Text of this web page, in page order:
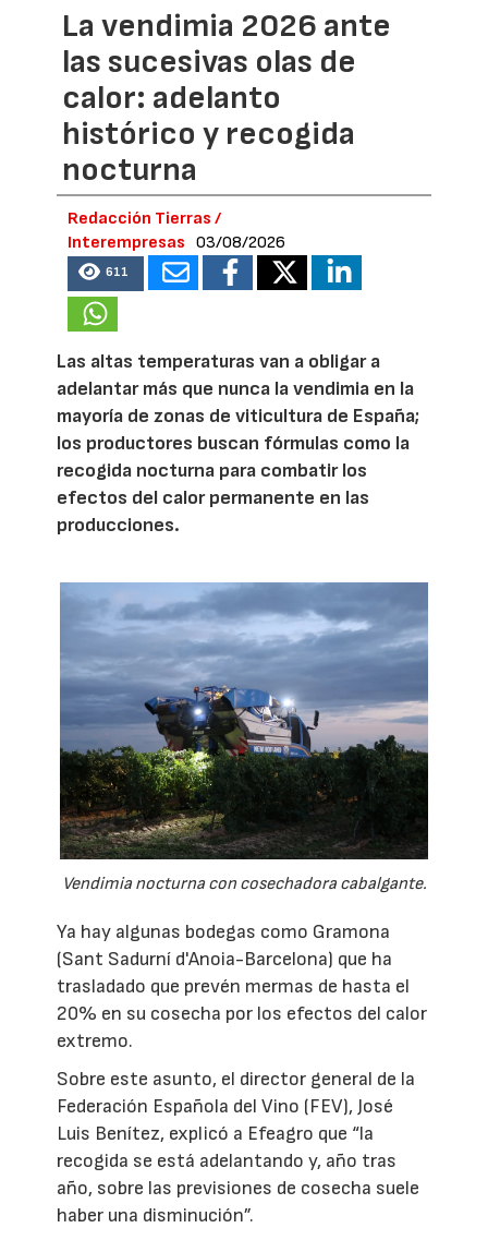
La vendimia 2026 ante
las sucesivas olas de
calor: adelanto
histórico y recogida
nocturna
Redacción Tierras /
Interempresas
03/08/2026
611
Las altas temperaturas van a obligar a
adelantar más que nunca la vendimia en la
mayoría de zonas de viticultura de España;
los productores buscan fórmulas como la
recogida nocturna para combatir los
efectos del calor permanente en las
producciones.
Vendimia nocturna con cosechadora cabalgante.
Ya hay algunas bodegas como Gramona
(Sant Sadurní d'Anoia-Barcelona) que ha
trasladado que prevén mermas de hasta el
20% en su cosecha por los efectos del calor
extremo.
Sobre este asunto, el director general de la
Federación Española del Vino (FEV), José
Luis Benítez, explicó a Efeagro que “la
recogida se está adelantando y, año tras
año, sobre las previsiones de cosecha suele
haber una disminución”.